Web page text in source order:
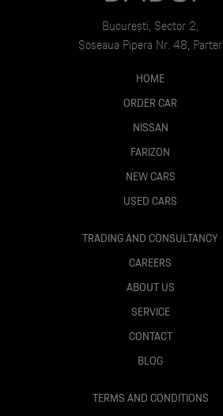
București, Sector 2,
Șoseaua Pipera Nr. 48, Parter
HOME
ORDER CAR
NISSAN
FARIZON
NEW CARS
USED CARS
TRADING AND CONSULTANCY
CAREERS
ABOUT US
SERVICE
CONTACT
BLOG
TERMS AND CONDITIONS